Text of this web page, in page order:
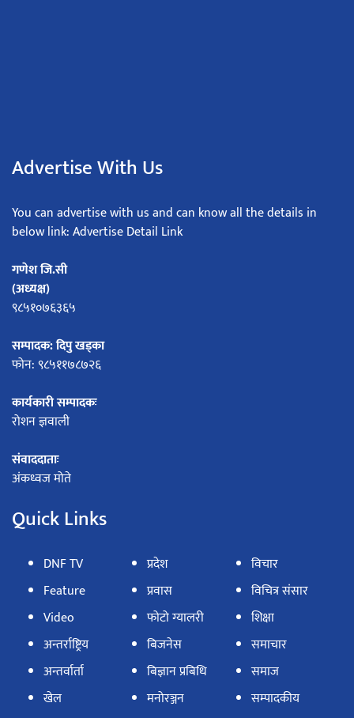
Advertise With Us
You can advertise with us and can know all the details in
below link: Advertise Detail Link
गणेश जि.सी
(अध्यक्ष)
९८५१०७६३६५
सम्पादक: दिपु खड्का
फोन: ९८५११७८७२६
कार्यकारी सम्पादकः
रोशन ज्ञवाली
संवाददाताः
अंकध्वज मोते
Quick Links
DNF TV
Feature
Video
अन्तर्राष्ट्रिय
अन्तर्वार्ता
खेल
प्रदेश
प्रवास
फोटो ग्यालरी
बिजनेस
बिज्ञान प्रबिधि
मनोरञ्जन
विचार
विचित्र संसार
शिक्षा
समाचार
समाज
सम्पादकीय